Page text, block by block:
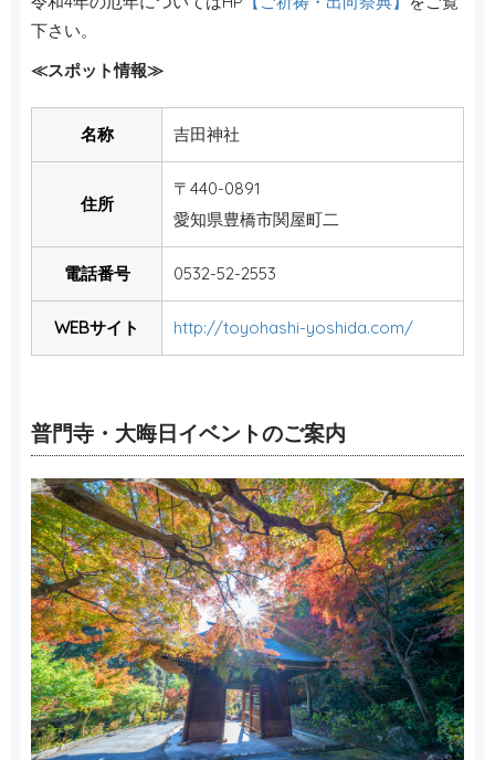
下さい。
≪スポット情報≫
名称 吉田神社
住所
〒440-0891
愛知県豊橋市関屋町二
電話番号 0532-52-2553
WEBサイト http://toyohashi-yoshida.com/
普門寺・大晦日イベントのご案内